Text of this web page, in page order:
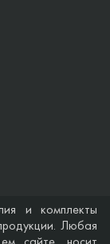
и комплекты
Любая